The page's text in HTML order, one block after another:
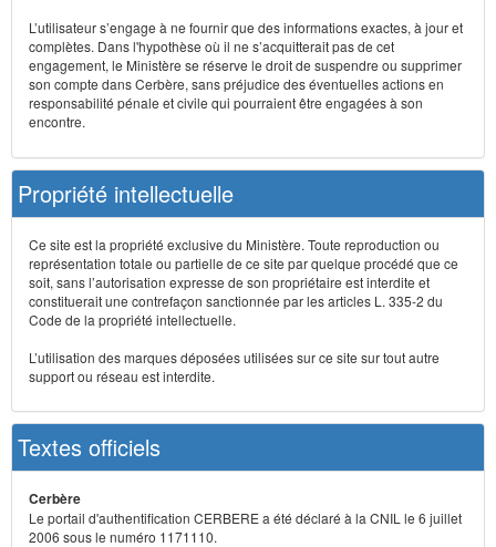
L’utilisateur s’engage à ne fournir que des informations exactes, à jour et
complètes. Dans l'hypothèse où il ne s’acquitterait pas de cet
engagement, le Ministère se réserve le droit de suspendre ou supprimer
son compte dans Cerbère, sans préjudice des éventuelles actions en
responsabilité pénale et civile qui pourraient être engagées à son
encontre.
Propriété intellectuelle
Ce site est la propriété exclusive du Ministère. Toute reproduction ou
représentation totale ou partielle de ce site par quelque procédé que ce
soit, sans l’autorisation expresse de son propriétaire est interdite et
constituerait une contrefaçon sanctionnée par les articles L. 335-2 du
Code de la propriété intellectuelle.
L’utilisation des marques déposées utilisées sur ce site sur tout autre
support ou réseau est interdite.
Textes officiels
Cerbère
Le portail d'authentification CERBERE a été déclaré à la CNIL le 6 juillet
2006 sous le numéro 1171110.